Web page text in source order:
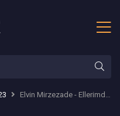
Elvin Mirzezade - Ellerimden ellerini chok chanim soyut mani